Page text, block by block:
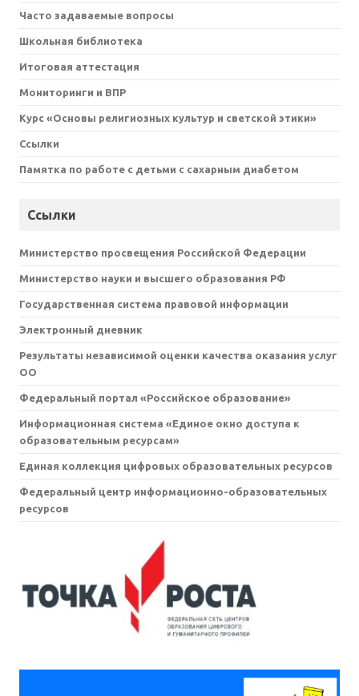
Часто задаваемые вопросы
Школьная библиотека
Итоговая аттестация
Мониторинги и ВПР
Курс «Основы религиозных культур и светской этики»
Ссылки
Памятка по работе с детьми с сахарным диабетом
Ссылки
Министерство просвещения Российской Федерации
Министерство науки и высшего образования РФ
Государственная система правовой информации
Электронный дневник
Результаты независимой оценки качества оказания услуг
ОО
Федеральный портал «Российское образование»
Информационная система «Единое окно доступа к
образовательным ресурсам»
Единая коллекция цифровых образовательных ресурсов
Федеральный центр информационно-образовательных
ресурсов